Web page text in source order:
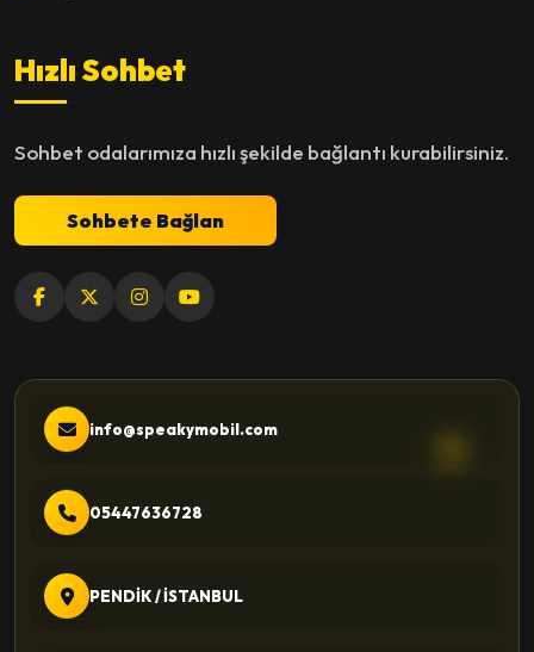
Hızlı Sohbet
Sohbet odalarımıza hızlı şekilde bağlantı kurabilirsiniz.
Sohbete Bağlan
info@speakymobil.com
05447636728
PENDİK / İSTANBUL